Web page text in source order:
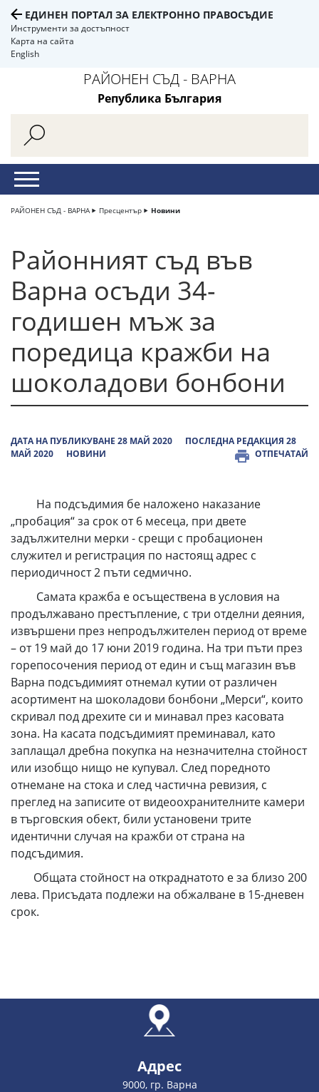
ЕДИНЕН ПОРТАЛ ЗА ЕЛЕКТРОННО ПРАВОСЪДИЕ
Инструменти за достъпност
Карта на сайта
English
РАЙОНЕН СЪД - ВАРНА
Република България
РАЙОНЕН СЪД - ВАРНА Пресцентър Новини
Районният съд във
Варна осъди 34-
годишeн мъж за
поредица кражби на
шоколадови бонбони
ДАТА НА ПУБЛИКУВАНЕ 28 МАЙ 2020
ПОСЛЕДНА РЕДАКЦИЯ 28
МАЙ 2020
НОВИНИ ОТПЕЧАТАЙ
На подсъдимия бе наложено наказание
„пробация“ за срок от 6 месеца, при двете
задължителни мерки - срещи с пробационен
служител и регистрация по настоящ адрес с
периодичност 2 пъти седмично.
Самата кражба е осъществена в условия на
продължавано престъпление, с три отделни деяния,
извършени през непродължителен период от време
– от 19 май до 17 юни 2019 година. На три пъти през
горепосочения период от един и същ магазин във
Варна подсъдимият отнемал кутии от различен
асортимент на шоколадови бонбони „Мерси“, които
скривал под дрехите си и минавал през касовата
зона. На касата подсъдимият преминавал, като
заплащал дребна покупка на незначителна стойност
или изобщо нищо не купувал. След поредното
отнемане на стока и след частична ревизия, с
преглед на записите от видеоохранителните камери
в търговския обект, били установени трите
идентични случая на кражби от страна на
подсъдимия.
Общата стойност на откраднатото е за близо 200
лева. Присъдата подлежи на обжалване в 15-дневен
срок.
Адрес
9000, гр. Варна